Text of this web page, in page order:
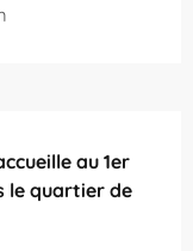
au 1er
le quartier de